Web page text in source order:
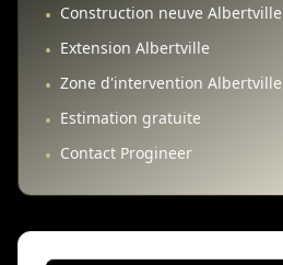
• Construction neuve Albertville
• Extension Albertville
• Zone d'intervention Albertville
• Estimation gratuite
• Contact Progineer